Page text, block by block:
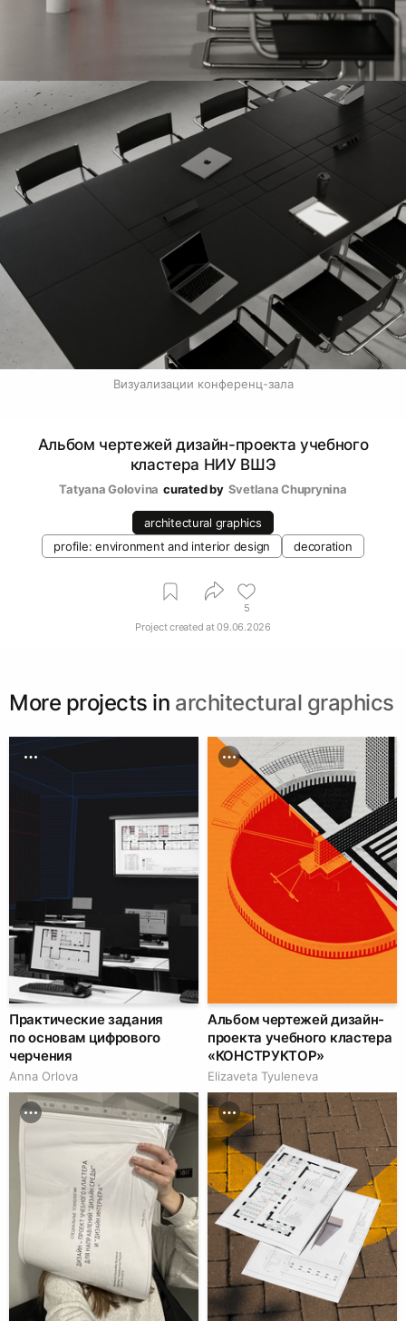
Визуализации конференц-зала
Альбом чертежей дизайн-проекта учебного
кластера НИУ ВШЭ
Tatyana Golovina curated by Svetlana Chuprynina
architectural graphics
profile: environment and interior design
decoration
5
Project created at09.06.2026
More projects in architectural graphics
Практические задания
по основам цифрового
черчения
Anna Orlova
Альбом чертежей дизайн-
проекта учебного кластера
«КОНСТРУКТОР»
Elizaveta Tyuleneva